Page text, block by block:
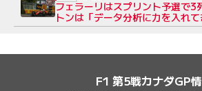
フェラーリはスプリント予選で3
トンは「データ分析に力を入れ
マシンに手応え
F1 第5戦カナダGP